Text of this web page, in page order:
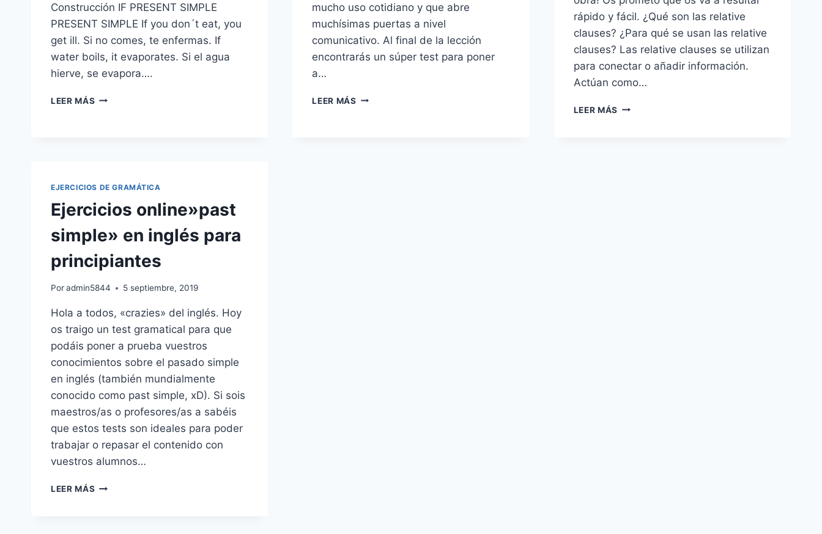
Construcción IF PRESENT SIMPLE
PRESENT SIMPLE If you don´t eat, you
get ill. Si no comes, te enfermas. If
water boils, it evaporates. Si el agua
hierve, se evapora….
LEER MÁS LOS
mucho uso cotidiano y que abre
muchísimas puertas a nivel
comunicativo. Al final de la lección
encontrarás un súper test para poner
a…
LEER MÁS EL
rápido y fácil. ¿Qué son las relative
clauses? ¿Para qué se usan las relative
clauses? Las relative clauses se utilizan
para conectar o añadir información.
Actúan como…
LEER MÁS RELATIVE
EJERCICIOS DE GRAMÁTICA
Ejercicios online»past
simple» en inglés para
principiantes
Poradmin5844 5 septiembre, 2019
Hola a todos, «crazies» del inglés. Hoy
os traigo un test gramatical para que
podáis poner a prueba vuestros
conocimientos sobre el pasado simple
en inglés (también mundialmente
conocido como past simple, xD). Si sois
maestros/as o profesores/as a sabéis
que estos tests son ideales para poder
trabajar o repasar el contenido con
vuestros alumnos…
LEER MÁS EJERCICIOS